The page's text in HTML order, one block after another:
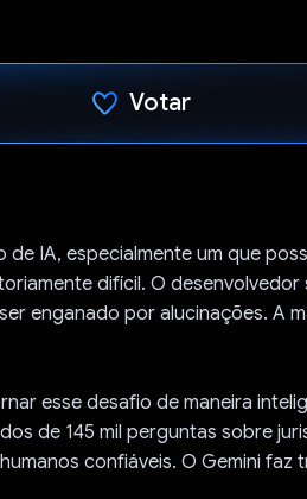
Votar
IA, especialmente um que
difícil. O
enganado por alucinações. A
esse desafio de maneira
de 145 mil perguntas sobre
confiáveis. O Gemini faz